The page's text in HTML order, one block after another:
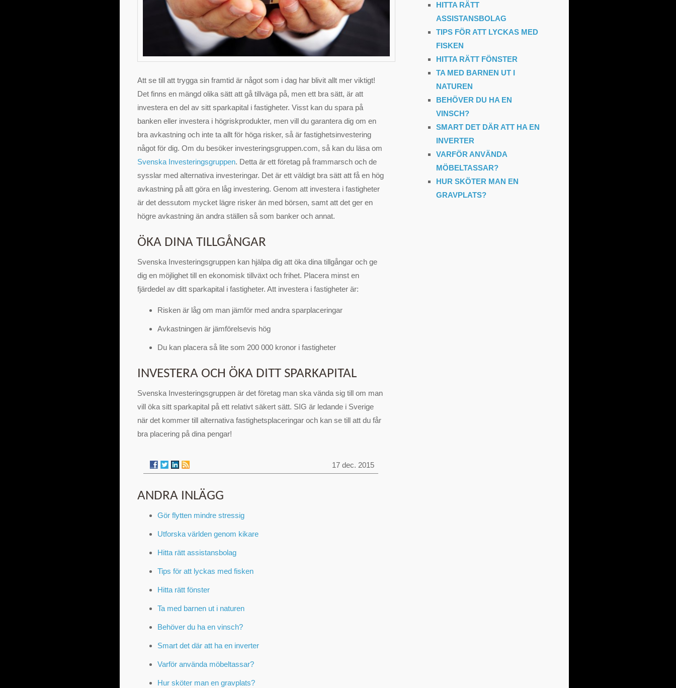
Att se till att trygga sin framtid är något som i dag har blivit allt mer viktigt!
Det finns en mängd olika sätt att gå tillväga på, men ett bra sätt, är att
investera en del av sitt sparkapital i fastigheter. Visst kan du spara på
banken eller investera i högriskprodukter, men vill du garantera dig om en
bra avkastning och inte ta allt för höga risker, så är fastighetsinvestering
något för dig. Om du besöker investeringsgruppen.com, så kan du läsa om
Svenska Investeringsgruppen. Detta är ett företag på frammarsch och de
sysslar med alternativa investeringar. Det är ett väldigt bra sätt att få en hög
avkastning på att göra en låg investering. Genom att investera i fastigheter
är det dessutom mycket lägre risker än med börsen, samt att det ger en
högre avkastning än andra ställen så som banker och annat.
ÖKA DINA TILLGÅNGAR
Svenska Investeringsgruppen kan hjälpa dig att öka dina tillgångar och ge
dig en möjlighet till en ekonomisk tillväxt och frihet. Placera minst en
fjärdedel av ditt sparkapital i fastigheter. Att investera i fastigheter är:
Risken är låg om man jämför med andra sparplaceringar
Avkastningen är jämförelsevis hög
Du kan placera så lite som 200 000 kronor i fastigheter
INVESTERA OCH ÖKA DITT SPARKAPITAL
Svenska Investeringsgruppen är det företag man ska vända sig till om man
vill öka sitt sparkapital på ett relativt säkert sätt. SIG är ledande i Sverige
när det kommer till alternativa fastighetsplaceringar och kan se till att du får
bra placering på dina pengar!
17 dec. 2015
ANDRA INLÄGG
Gör flytten mindre stressig
Utforska världen genom kikare
Hitta rätt assistansbolag
Tips för att lyckas med fisken
Hitta rätt fönster
Ta med barnen ut i naturen
Behöver du ha en vinsch?
Smart det där att ha en inverter
Varför använda möbeltassar?
Hur sköter man en gravplats?
HITTA RÄTT
ASSISTANSBOLAG
TIPS FÖR ATT LYCKAS MED
FISKEN
HITTA RÄTT FÖNSTER
TA MED BARNEN UT I
NATUREN
BEHÖVER DU HA EN
VINSCH?
SMART DET DÄR ATT HA EN
INVERTER
VARFÖR ANVÄNDA
MÖBELTASSAR?
HUR SKÖTER MAN EN
GRAVPLATS?